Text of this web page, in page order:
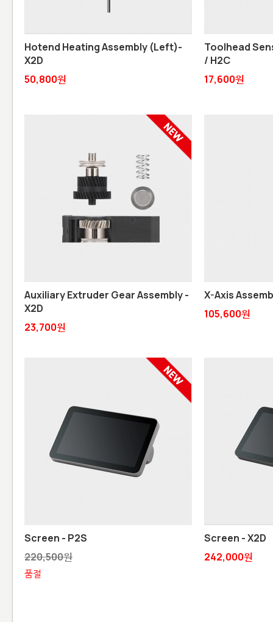
Hotend Heating Assembly (Left)-
X2D
50,800원
Toolhead
/ H2C
17,600원
Auxiliary Extruder Gear Assembly -
X2D
23,700원
X-Axis
105,600원
Screen - P2S
220,500원
품절
Screen - X2D
242,000원